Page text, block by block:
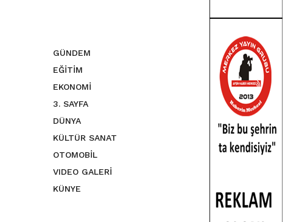
GÜNDEM
EĞİTİM
EKONOMİ
3. SAYFA
DÜNYA
KÜLTÜR SANAT
OTOMOBİL
VIDEO GALERİ
KÜNYE